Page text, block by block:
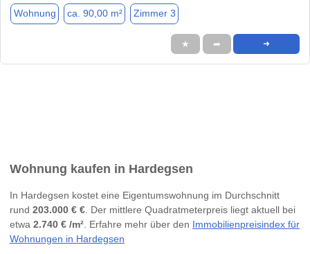
Wohnung ca. 90,00 m² Zimmer 3
★ ➦ ➜
Wohnung kaufen in Hardegsen
In Hardegsen kostet eine Eigentumswohnung im Durchschnitt
rund 203.000 € € . Der mittlere Quadratmeterpreis liegt aktuell bei
etwa 2.740 € /m² . Erfahre mehr über den Immobilienpreisindex für
Wohnungen in Hardegsen